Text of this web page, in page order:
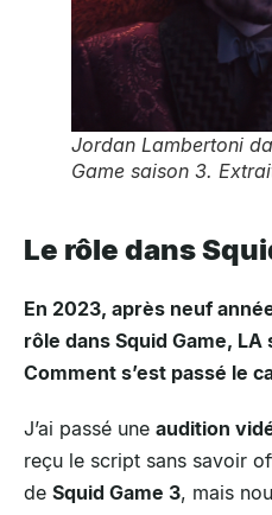
Jordan Lambertoni
Game saison 3.
Le rôle dans
En 2023, après neuf
rôle dans Squid Game,
Comment s’est passé le
J’ai passé une audition
reçu le script sans savoir
de Squid Game 3, mais